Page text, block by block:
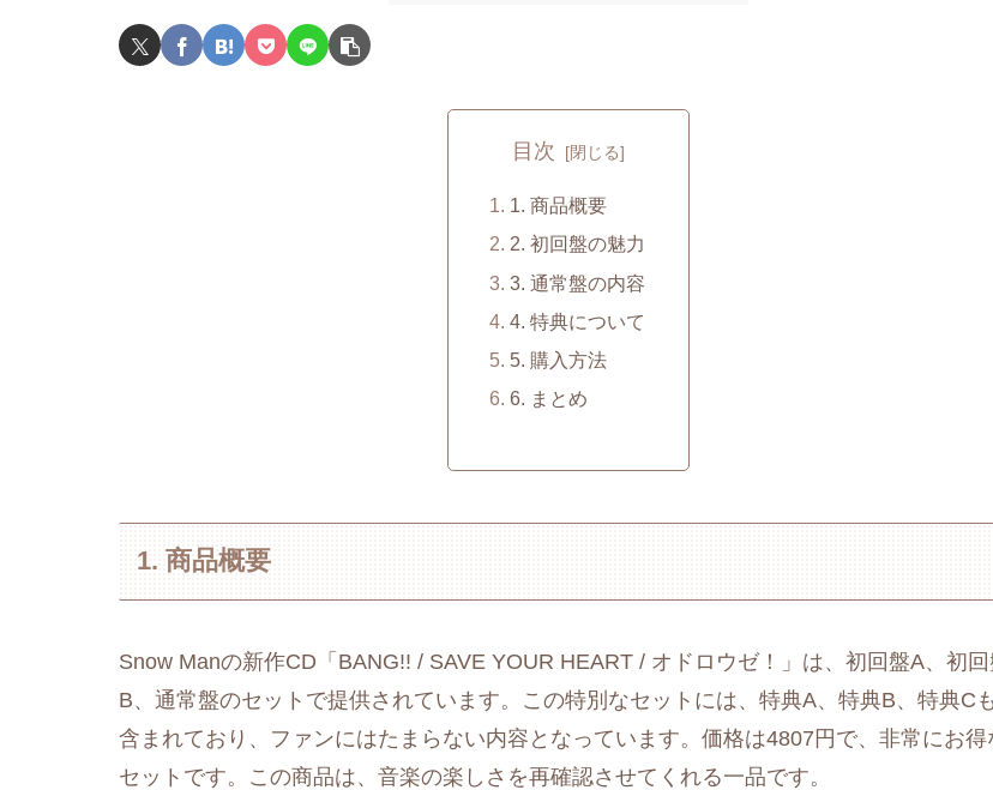
目次
1. 商品概要
2. 初回盤の魅力
3. 通常盤の内容
4. 特典について
5. 購入方法
6. まとめ
1. 商品概要
Snow Manの新作CD「BANG!! / SAVE YOUR HEART / オドロウゼ！」は、初回盤A、初回
B、通常盤のセットで提供されています。この特別なセットには、特典A、特典B、特典Cも
含まれており、ファンにはたまらない内容となっています。価格は4807円で、非常にお得
セットです。この商品は、音楽の楽しさを再確認させてくれる一品です。